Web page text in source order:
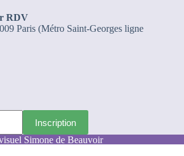
RDV
Paris (Métro Saint-Georges ligne
Simone de Beauvoir